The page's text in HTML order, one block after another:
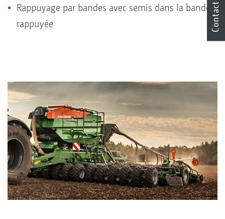
Rappuyage par bandes avec semis dans la bande
rappuyée
Contact